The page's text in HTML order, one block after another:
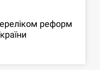
реформ